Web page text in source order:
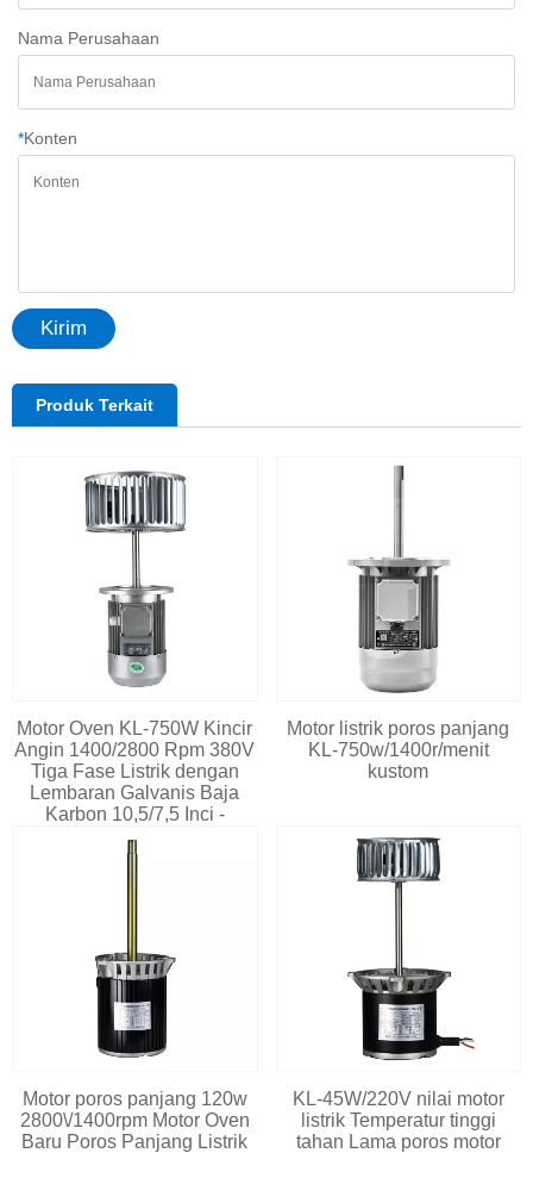
Nama Perusahaan
*Konten
Kirim
Produk Terkait
Motor Oven KL-750W Kincir
Angin 1400/2800 Rpm 380V
Tiga Fase Listrik dengan
Lembaran Galvanis Baja
Karbon 10,5/7,5 Inci -
Motor listrik poros panjang
KL-750w/1400r/menit
kustom
Motor poros panjang 120w
2800\/1400rpm Motor Oven
Baru Poros Panjang Listrik
KL-45W/220V nilai motor
listrik Temperatur tinggi
tahan Lama poros motor